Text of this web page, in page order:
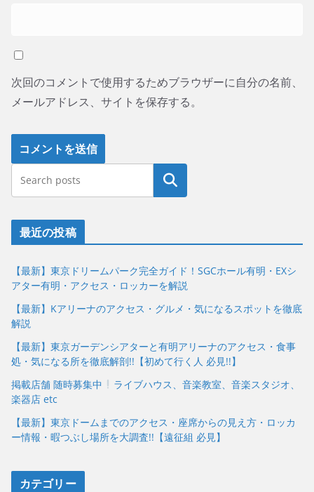
次回のコメントで使用するためブラウザーに自分の名前、
メールアドレス、サイトを保存する。
最近の投稿
【最新】東京ドリームパーク完全ガイド！SGCホール有明・EXシ
アター有明・アクセス・ロッカーを解説
【最新】Kアリーナのアクセス・グルメ・気になるスポットを徹底
解説
【最新】東京ガーデンシアターと有明アリーナのアクセス・食事
処・気になる所を徹底解剖!!【初めて行く人 必見!!】
掲載店舗 随時募集中
ライブハウス、音楽教室、音楽スタジオ、
楽器店 etc
【最新】東京ドームまでのアクセス・座席からの見え方・ロッカ
ー情報・暇つぶし場所を大調査!!【遠征組 必見】
カテゴリー